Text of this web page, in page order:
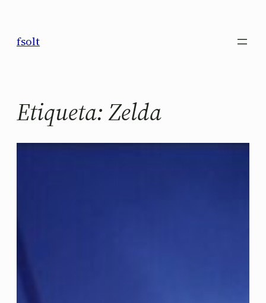
contenido
fsolt
Etiqueta:Zelda